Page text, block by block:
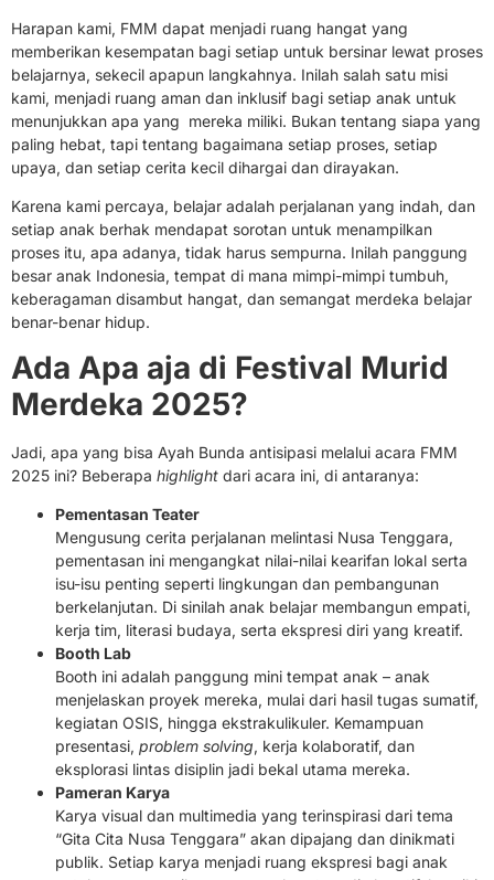
Harapan kami, FMM dapat menjadi ruang hangat yang
memberikan kesempatan bagi setiap untuk bersinar lewat proses
belajarnya, sekecil apapun langkahnya. Inilah salah satu misi
kami, menjadi ruang aman dan inklusif bagi setiap anak untuk
menunjukkan apa yang mereka miliki. Bukan tentang siapa yang
paling hebat, tapi tentang bagaimana setiap proses, setiap
upaya, dan setiap cerita kecil dihargai dan dirayakan.
Karena kami percaya, belajar adalah perjalanan yang indah, dan
setiap anak berhak mendapat sorotan untuk menampilkan
proses itu, apa adanya, tidak harus sempurna. Inilah panggung
besar anak Indonesia, tempat di mana mimpi-mimpi tumbuh,
keberagaman disambut hangat, dan semangat merdeka belajar
benar-benar hidup.
Ada Apa aja di Festival Murid
Merdeka 2025?
Jadi, apa yang bisa Ayah Bunda antisipasi melalui acara FMM
2025 ini? Beberapa highlight dari acara ini, di antaranya:
Pementasan Teater
Mengusung cerita perjalanan melintasi Nusa Tenggara,
pementasan ini mengangkat nilai-nilai kearifan lokal serta
isu-isu penting seperti lingkungan dan pembangunan
berkelanjutan. Di sinilah anak belajar membangun empati,
kerja tim, literasi budaya, serta ekspresi diri yang kreatif.
Booth Lab
Booth ini adalah panggung mini tempat anak – anak
menjelaskan proyek mereka, mulai dari hasil tugas sumatif,
kegiatan OSIS, hingga ekstrakulikuler. Kemampuan
presentasi, problem solving, kerja kolaboratif, dan
eksplorasi lintas disiplin jadi bekal utama mereka.
Pameran Karya
Karya visual dan multimedia yang terinspirasi dari tema
“Gita Cita Nusa Tenggara” akan dipajang dan dinikmati
publik. Setiap karya menjadi ruang ekspresi bagi anak